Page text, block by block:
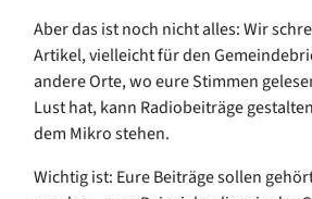
Aber das ist noch nicht alles: Wir
Artikel, vielleicht für den
andere Orte, wo eure Stimmen
Lust hat, kann Radiobeiträge
dem Mikro stehen.
Wichtig ist: Eure Beiträge sollen